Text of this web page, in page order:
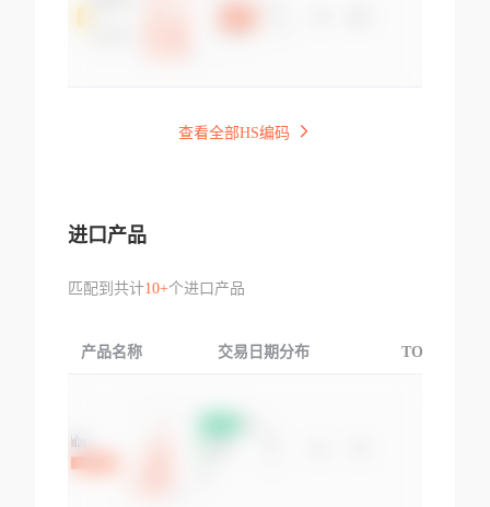
查看全部HS编码
进口产品
匹配到共计10+个进口产品
产品名称 交易日期分布 TOP3交易国